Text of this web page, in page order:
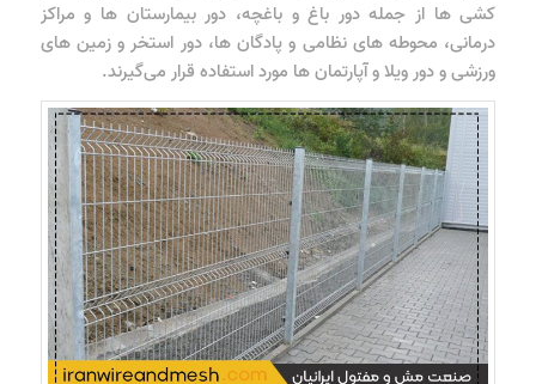
کشی ها از جمله دور باغ و باغچه، دور بیمارستان ها و مراکز
درمانی، محوطه های نظامی و پادگان ها، دور استخر و زمین های
ورزشی و دور ویلا و آپارتمان ها مورد استفاده قرار می‌گیرند.